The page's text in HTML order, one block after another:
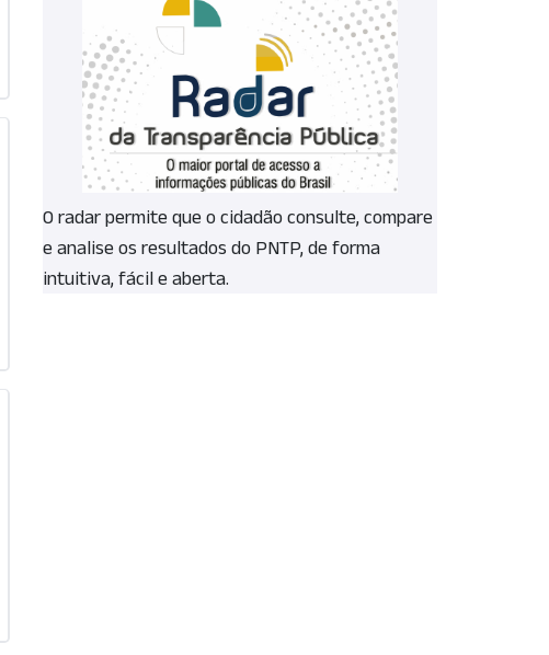
O radar permite que o cidadão consulte, compare
e analise os resultados do PNTP, de forma
intuitiva, fácil e aberta.